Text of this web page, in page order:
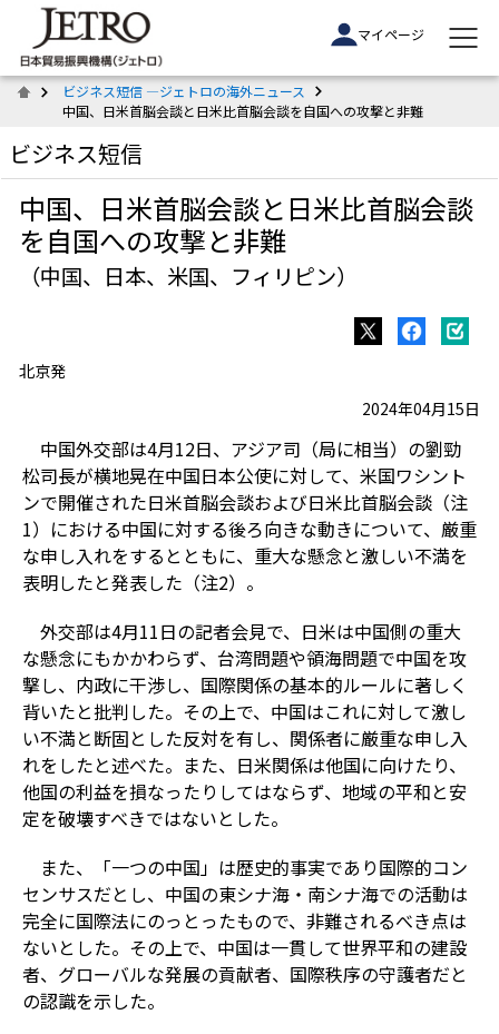
マイページ
ビジネス短信 ―ジェトロの海外ニュース
中国、日米首脳会談と日米比首脳会談を自国への攻撃と非難
ビジネス短信
中国、日米首脳会談と日米比首脳会談
を自国への攻撃と非難
（中国、日本、米国、フィリピン）
北京発
2024年04月15日
中国外交部は4月12日、アジア司（局に相当）の劉勁
松司長が横地晃在中国日本公使に対して、米国ワシント
ンで開催された日米首脳会談および日米比首脳会談（注
1）における中国に対する後ろ向きな動きについて、厳重
な申し入れをするとともに、重大な懸念と激しい不満を
表明したと発表した（注2）。
外交部は4月11日の記者会見で、日米は中国側の重大
な懸念にもかかわらず、台湾問題や領海問題で中国を攻
撃し、内政に干渉し、国際関係の基本的ルールに著しく
背いたと批判した。その上で、中国はこれに対して激し
い不満と断固とした反対を有し、関係者に厳重な申し入
れをしたと述べた。また、日米関係は他国に向けたり、
他国の利益を損なったりしてはならず、地域の平和と安
定を破壊すべきではないとした。
また、「一つの中国」は歴史的事実であり国際的コン
センサスだとし、中国の東シナ海・南シナ海での活動は
完全に国際法にのっとったもので、非難されるべき点は
ないとした。その上で、中国は一貫して世界平和の建設
者、グローバルな発展の貢献者、国際秩序の守護者だと
の認識を示した。